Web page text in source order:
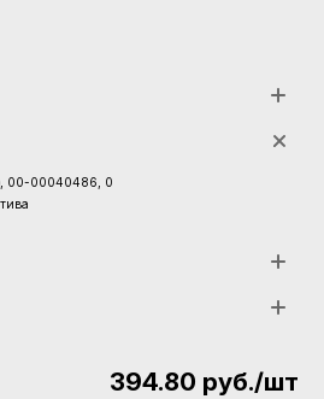
00-00040486, 0
394.80 руб./шт